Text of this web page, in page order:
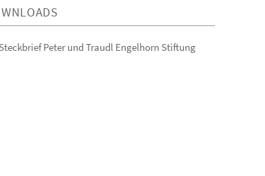
Peter und Traudl Engelhorn Stiftung